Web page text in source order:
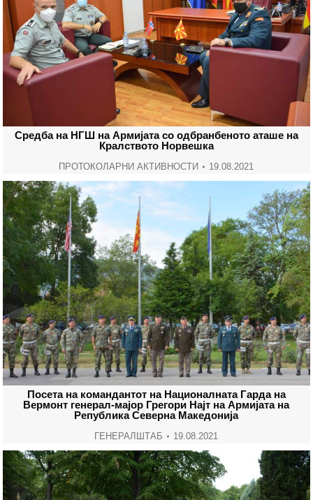
Средба на НГШ на Армијата со одбранбеното аташе на
Кралството Норвешка
ПРОТОКОЛАРНИ АКТИВНОСТИ 19.08.2021
Посета на командантот на Националната Гарда на
Вермонт генерал-мајор Грегори Најт на Армијата на
Република Северна Македонија
ГЕНЕРАЛШТАБ 19.08.2021